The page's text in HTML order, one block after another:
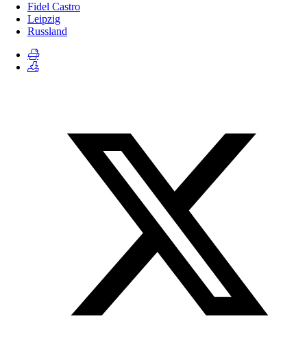
Fidel Castro
Leipzig
Russland